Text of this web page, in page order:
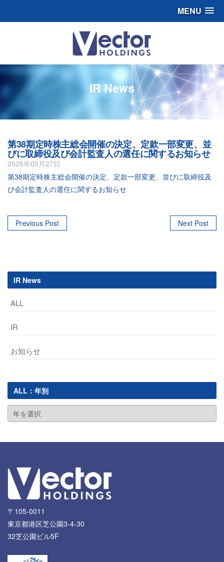
MENU
IR News
第38期定時株主総会開催の決定、定款一部変更、並
びに取締役及び会計監査人の選任に関するお知らせ
2026年05月27日
第38期定時株主総会開催の決定、定款一部変更、並びに取締役及
び会計監査人の選任に関するお知らせ
Post
Previous Post Next Post
IR News
ALL
IR
お知らせ
ALL：年別
〒105-0011
東京都港区芝公園3-4-30
32芝公園ビル5F